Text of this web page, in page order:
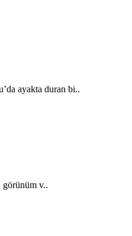
ayakta duran bi..
görünüm v..